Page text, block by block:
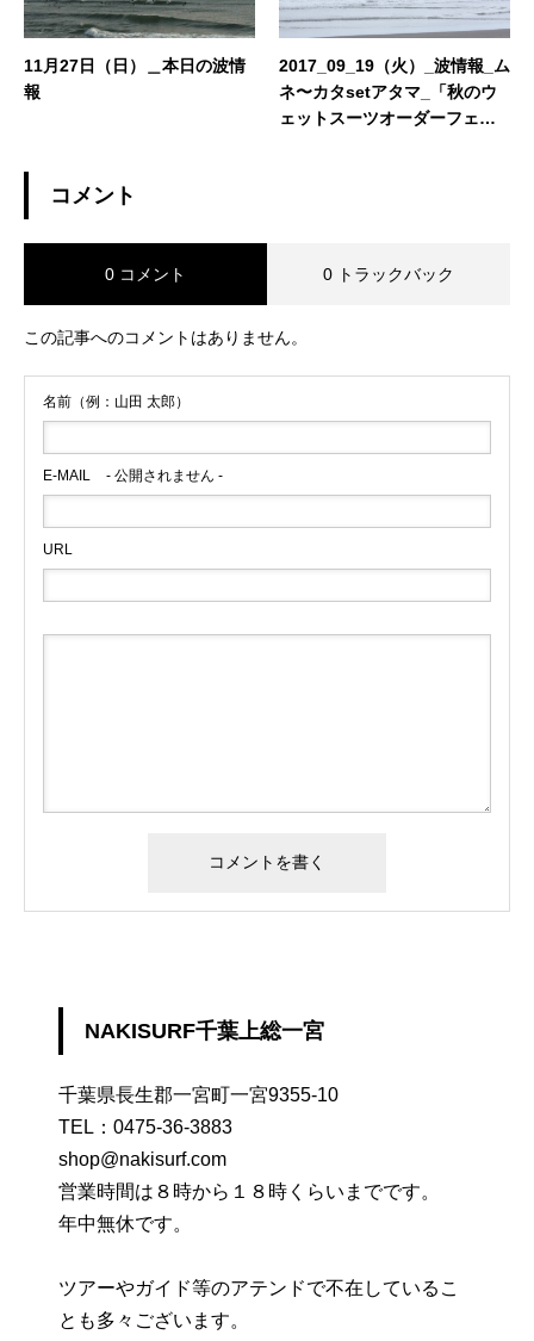
11月27日（日）＿本日の波情
報
2017_09_19（火）_波情報_ム
ネ〜カタsetアタマ_「秋のウ
ェットスーツオーダーフェ
コメント
0 コメント 0 トラックバック
この記事へのコメントはありません。
名前（例：山田 太郎）
E-MAIL - 公開されません -
URL
NAKISURF千葉上総一宮
千葉県長生郡一宮町一宮9355-10
TEL： 0475-36-3883
shop@nakisurf.com
営業時間は８時から１８時くらいまでです。
年中無休です。
ツアーやガイド等のアテンドで不在しているこ
とも多々ございます。